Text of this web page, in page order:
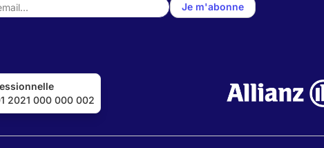
Je m'abonne
2021 000 000 002